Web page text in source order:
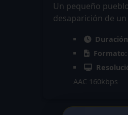
Un pequeño
desaparición de
Formato:
AAC 160kbps